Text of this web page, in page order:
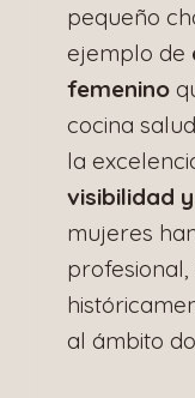
pequeño
ejemplo de
femenino
cocina
la
visibilidad
mujeres
al ámbito